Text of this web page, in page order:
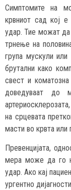
Симптомите на
крвниот сад кој е
удар. Тие можат
трнење на
група мускули
брутални како
свест и
доведуваат до
на срцевата
масти во крвта
Превенцијата,
мера може да го
удар. Ако кај
ургентно